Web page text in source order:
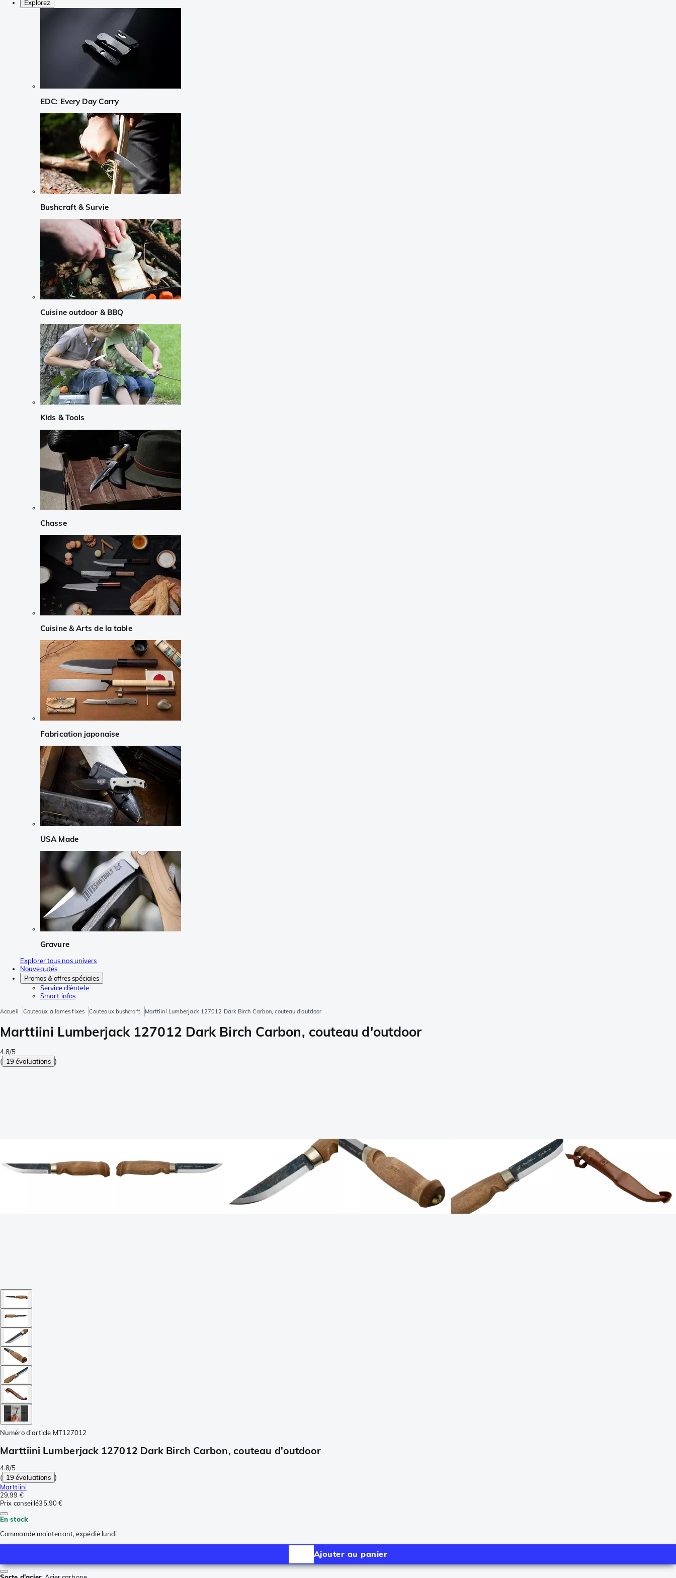
Explorez
EDC: Every Day Carry
Bushcraft & Survie
Cuisine outdoor & BBQ
Kids & Tools
Chasse
Cuisine & Arts de la table
Fabrication japonaise
USA Made
Gravure
Explorer tous nos univers
Nouveautés
Promos & offres spéciales
Service clièntele
Smart infos
Accueil Couteaux à lames fixes Couteaux bushcraft Marttiini Lumberjack 127012 Dark Birch Carbon, couteau d'outdoor
Marttiini Lumberjack 127012 Dark Birch Carbon, couteau d'outdoor
4.8/5
( 19 évaluations )
Numéro d'article MT127012
Marttiini Lumberjack 127012 Dark Birch Carbon, couteau d'outdoor
4.8/5
( 19 évaluations )
Marttiini
29,99 €
Prix conseillé35,90 €
En stock
Commandé maintenant, expédié lundi
Ajouter au panier